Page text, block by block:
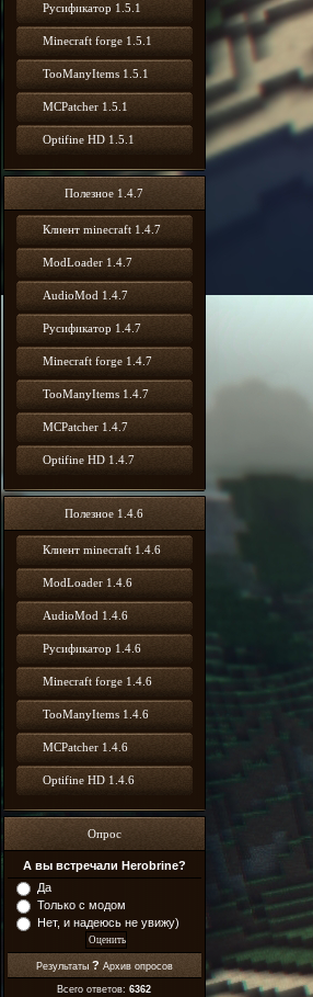
Русификатор 1.5.1
Minecraft forge 1.5.1
TooManyItems 1.5.1
MCPatcher 1.5.1
Optifine HD 1.5.1
Полезное 1.4.7
Клиент minecraft 1.4.7
ModLoader 1.4.7
AudioMod 1.4.7
Русификатор 1.4.7
Minecraft forge 1.4.7
TooManyItems 1.4.7
MCPatcher 1.4.7
Optifine HD 1.4.7
Полезное 1.4.6
Клиент minecraft 1.4.6
ModLoader 1.4.6
AudioMod 1.4.6
Русификатор 1.4.6
Minecraft forge 1.4.6
TooManyItems 1.4.6
MCPatcher 1.4.6
Optifine HD 1.4.6
Опрос
А вы встречали Herobrine?
Да
Только с модом
Нет, и надеюсь не увижу)
Результаты ? Архив опросов
Всего ответов:6362